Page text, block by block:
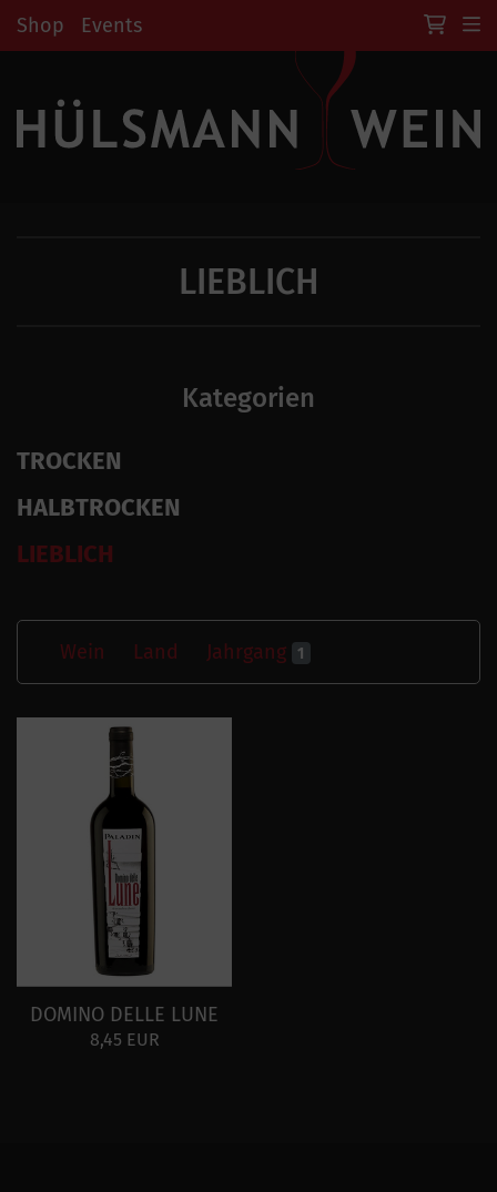
Shop Events
LIEBLICH
Kategorien
TROCKEN
HALBTROCKEN
LIEBLICH
Wein Land Jahrgang 1
DOMINO DELLE LUNE
8,45 EUR